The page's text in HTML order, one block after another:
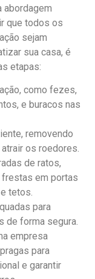
abordagem
que todos os
sejam
sua casa, é
etapas:
como fezes,
e buracos nas
removendo
os roedores.
de ratos,
frestas em portas
tetos.
para
de forma segura.
empresa
para
e garantir